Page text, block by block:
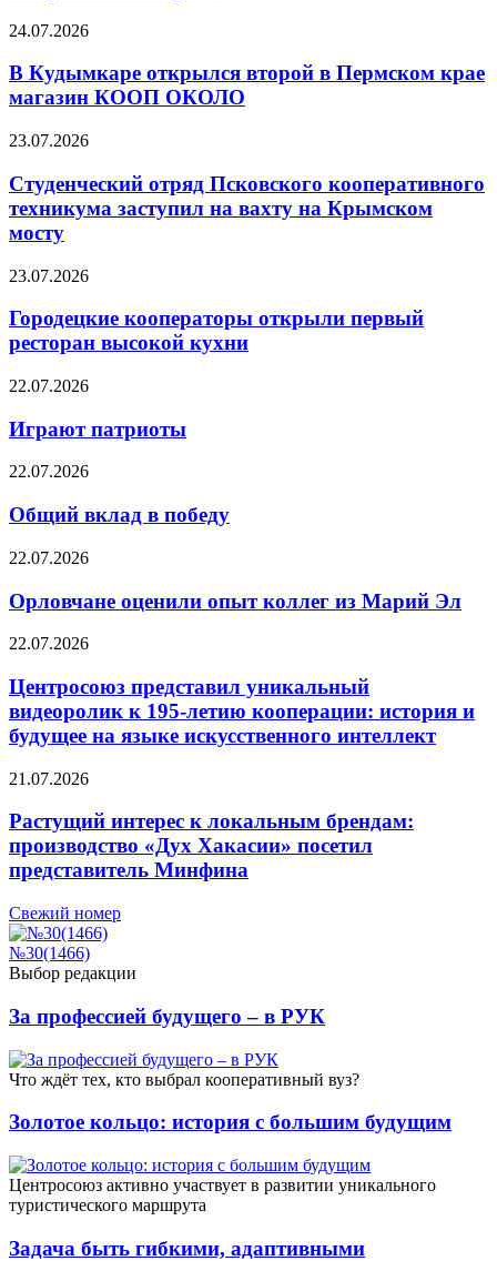
24.07.2026
В Кудымкаре открылся второй в Пермском крае
магазин КООП ОКОЛО
23.07.2026
Студенческий отряд Псковского кооперативного
техникума заступил на вахту на Крымском
мосту
23.07.2026
Городецкие кооператоры открыли первый
ресторан высокой кухни
22.07.2026
Играют патриоты
22.07.2026
Общий вклад в победу
22.07.2026
Орловчане оценили опыт коллег из Марий Эл
22.07.2026
Центросоюз представил уникальный
видеоролик к 195-летию кооперации: история и
будущее на языке искусственного интеллект
21.07.2026
Растущий интерес к локальным брендам:
производство «Дух Хакасии» посетил
представитель Минфина
Свежий номер
№30(1466)
Выбор редакции
За профессией будущего – в РУК
Что ждёт тех, кто выбрал кооперативный вуз?
Золотое кольцо: история с большим будущим
Центросоюз активно участвует в развитии уникального
туристического маршрута
Задача быть гибкими, адаптивными